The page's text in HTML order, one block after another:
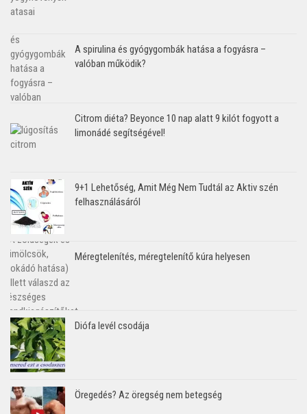
A spirulina és gyógygombák hatása a fogyásra –
valóban működik?
Citrom diéta? Beyonce 10 nap alatt 9 kilót fogyott a
limonádé segítségével!
9+1 Lehetőség, Amit Még Nem Tudtál az Aktiv szén
felhasználásáról
Méregtelenítés, méregtelenítő kúra helyesen
Diófa levél csodája
Öregedés? Az öregség nem betegség